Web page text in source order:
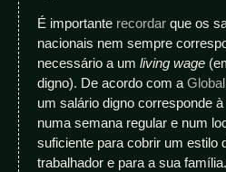
É importante recordar que os
nacionais nem sempre
necessário a um living wage
digno). De acordo com a
um salário digno corresponde
numa semana regular e num
suficiente para cobrir um estilo
trabalhador e para a sua